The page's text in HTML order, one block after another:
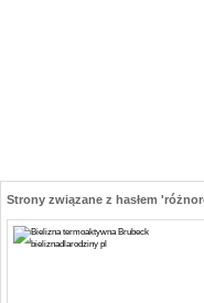
Strony związane z hasłem